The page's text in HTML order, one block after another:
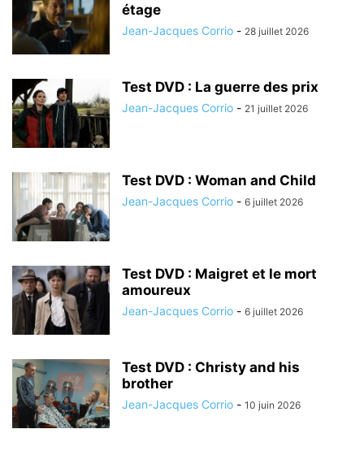
étage
Jean-Jacques Corrio - 28 juillet 2026
Test DVD : La guerre des prix
Jean-Jacques Corrio - 21 juillet 2026
Test DVD : Woman and Child
Jean-Jacques Corrio - 6 juillet 2026
Test DVD : Maigret et le mort
amoureux
Jean-Jacques Corrio - 6 juillet 2026
Test DVD : Christy and his
brother
Jean-Jacques Corrio - 10 juin 2026